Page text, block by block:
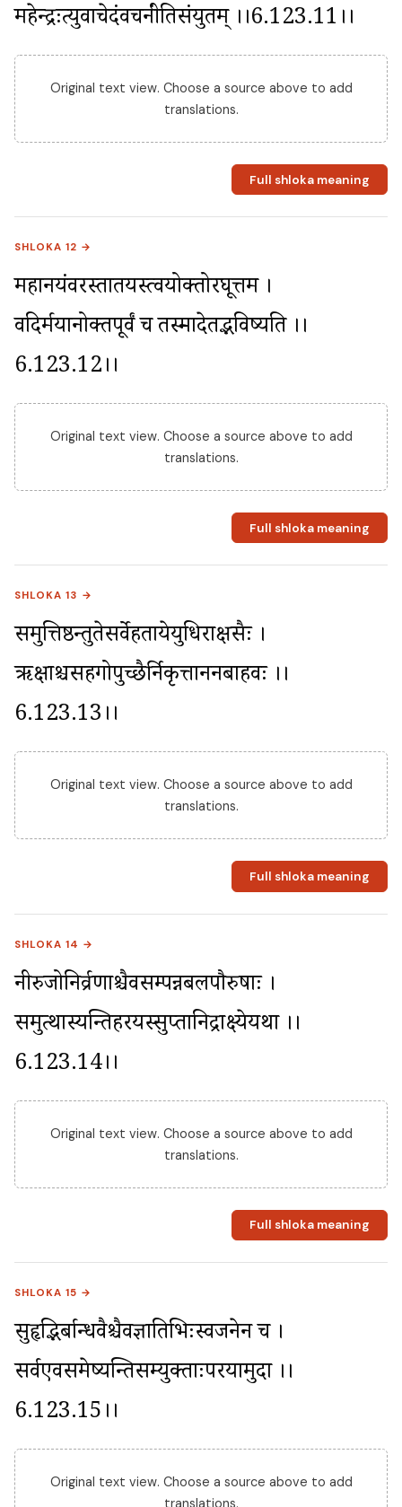
महेन्द्रःप्रत्युवाचेदंवचनंप्रीतिसंयुतम् ।।6.123.11।।
Original text view. Choose a source above to add
translations.
Full shloka meaning
SHLOKA 12 →
महानयंवरस्तातयस्त्वयोक्तोरघूत्तम ।
वदिर्मयानोक्तपूर्वं च तस्मादेतद्भविष्यति ।।
6.123.12।।
Original text view. Choose a source above to add
translations.
Full shloka meaning
SHLOKA 13 →
समुत्तिष्ठन्तुतेसर्वेहतायेयुधिराक्षसैः ।
ऋक्षाश्चसहगोपुच्छैर्निकृत्ताननबाहवः ।।
6.123.13।।
Original text view. Choose a source above to add
translations.
Full shloka meaning
SHLOKA 14 →
नीरुजोनिर्व्रणाश्चैवसम्पन्नबलपौरुषाः ।
समुत्थास्यन्तिहरयस्सुप्तानिद्राक्ष्येयथा ।।
6.123.14।।
Original text view. Choose a source above to add
translations.
Full shloka meaning
SHLOKA 15 →
सुहृद्भिर्बान्धवैश्चैवज्ञातिभिःस्वजनेन च ।
सर्वएवसमेष्यन्तिसम्युक्ताःपरयामुदा ।।
6.123.15।।
Original text view. Choose a source above to add
translations.